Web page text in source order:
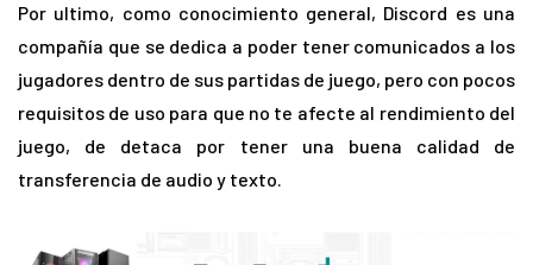
Por ultimo, como conocimiento general, Discord es una
compañía que se dedica a poder tener comunicados a los
jugadores dentro de sus partidas de juego, pero con pocos
requisitos de uso para que no te afecte al rendimiento del
juego, de detaca por tener una buena calidad de
transferencia de audio y texto.